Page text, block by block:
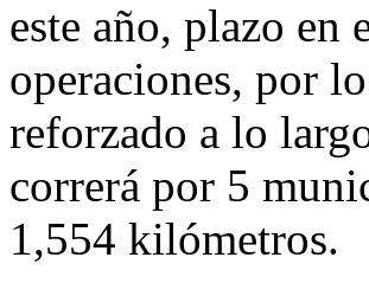
este año, plazo en
operaciones, por
reforzado a lo
correrá por 5
1,554 kilómetros.